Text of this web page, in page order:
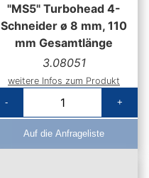
"MS5" Turbohead 4-
Schneider ø 8 mm, 110
mm Gesamtlänge
3.08051
weitere Infos zum Produkt
-
+
Auf die Anfrageliste